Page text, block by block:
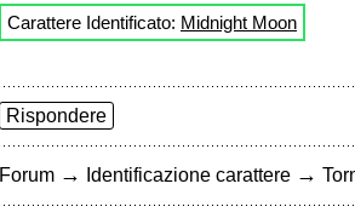
Carattere Identificato: Midnight Moon
Rispondere
Forum → Identificazione carattere →